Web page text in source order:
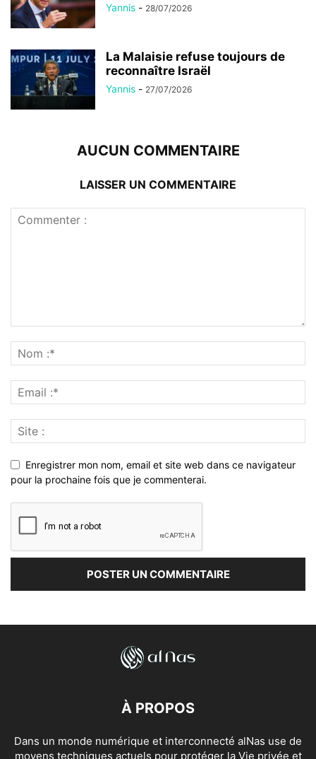
Yannis - 28/07/2026
La Malaisie refuse toujours de
reconnaître Israël
Yannis - 27/07/2026
AUCUN COMMENTAIRE
LAISSER UN COMMENTAIRE
Enregistrer mon nom, email et site web dans ce navigateur
pour la prochaine fois que je commenterai.
À PROPOS
Dans un monde numérique et interconnecté alNas use de
moyens techniques actuels pour protéger la Vie privée et